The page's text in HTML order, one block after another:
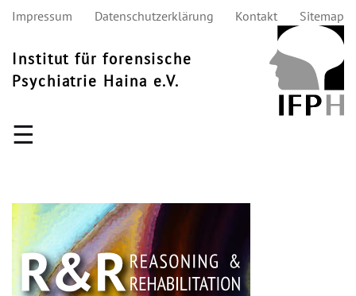
Impressum Datenschutzerklärung Kontakt Sitemap
Institut für forensische
Psychiatrie Haina e.V.